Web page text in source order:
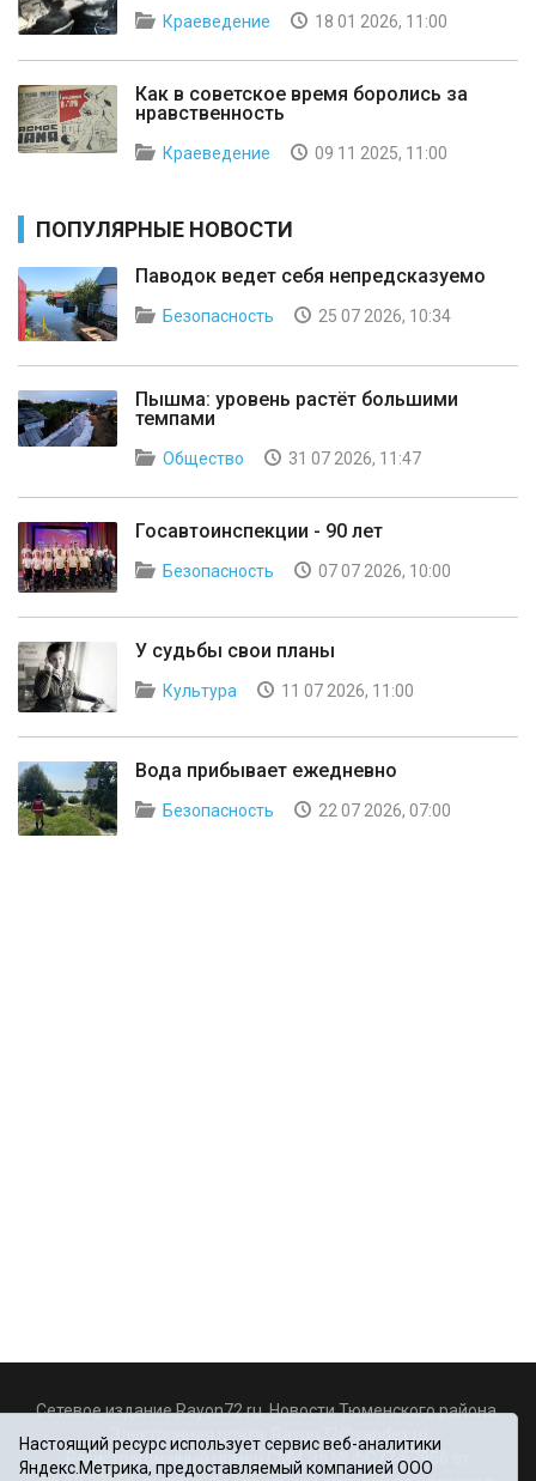
Краеведение 18 01 2026, 11:00
Как в советское время боролись за
нравственность
Краеведение 09 11 2025, 11:00
ПОПУЛЯРНЫЕ НОВОСТИ
Паводок ведет себя непредсказуемо
Безопасность 25 07 2026, 10:34
Пышма: уровень растёт большими
темпами
Общество 31 07 2026, 11:47
Госавтоинспекции - 90 лет
Безопасность 07 07 2026, 10:00
У судьбы свои планы
Культура 11 07 2026, 11:00
Вода прибывает ежедневно
Безопасность 22 07 2026, 07:00
Сетевое издание Rayon72.ru. Новости Тюменского района.
Rayon72@yandex.ru
Регистрационный номер СМИ Эл № ФС77-67956 от
Настоящий ресурс использует сервис веб-аналитики
Яндекс.Метрика, предоставляемый компанией ООО